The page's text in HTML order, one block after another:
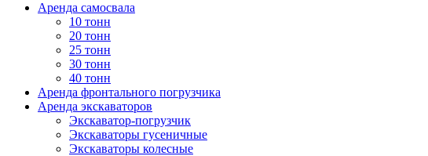
Аренда самосвала
10 тонн
20 тонн
25 тонн
30 тонн
40 тонн
Аренда фронтального погрузчика
Аренда экскаваторов
Экскаватор-погрузчик
Экскаваторы гусеничные
Экскаваторы колесные